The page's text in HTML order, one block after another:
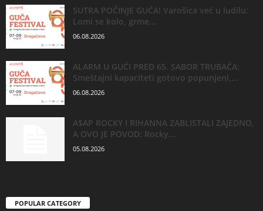
SUTRA POČINJE GUČA! Varošica već u ludilu:
Lomi se kolo, grme...
06.08.2026
ALARM U GUČI PRED 65. SABOR TRUBAČA:
Smeštajni kapaciteti gotovo popunjeni,...
06.08.2026
A$AP ROCKY I RIHANNA ZABLISTALI ZAJEDNO,
A OVO JE POVOD: Rocky...
05.08.2026
POPULAR CATEGORY